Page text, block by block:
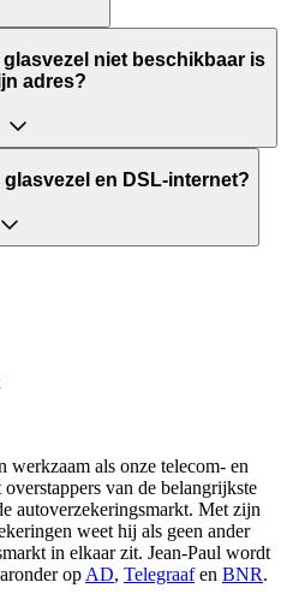
niet beschikbaar is
adres?
en DSL-internet?
werkzaam als onze telecom- en
van de belangrijkste
autoverzekeringsmarkt. Met zijn
weet hij als geen ander
in elkaar zit. Jean-Paul wordt
op AD, Telegraafen BNR.